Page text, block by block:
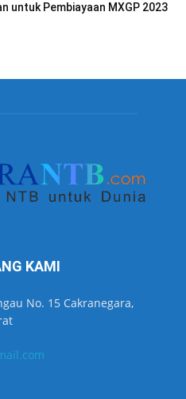
untuk Pembiayaan MXGP 2023
KAMI
No. 15 Cakranegara,